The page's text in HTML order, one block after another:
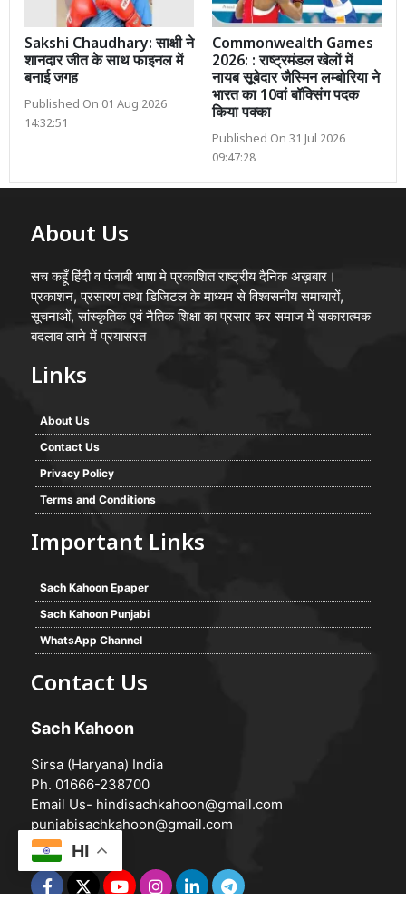
Sakshi Chaudhary: साक्षी ने
शानदार जीत के साथ फाइनल में
बनाई जगह
Published On 01 Aug 2026
14:32:51
Commonwealth Games
2026: : राष्ट्रमंडल खेलों में
नायब सूबेदार जैस्मिन लम्बोरिया ने
भारत का 10वां बॉक्सिंग पदक
किया पक्का
Published On 31 Jul 2026
09:47:28
About Us
सच कहूँ हिंदी व पंजाबी भाषा मे प्रकाशित राष्ट्रीय दैनिक अख़बार।
प्रकाशन, प्रसारण तथा डिजिटल के माध्यम से विश्वसनीय समाचारों,
सूचनाओं, सांस्कृतिक एवं नैतिक शिक्षा का प्रसार कर समाज में सकारात्मक
बदलाव लाने में प्रयासरत
Links
About Us
Contact Us
Privacy Policy
Terms and Conditions
Important Links
Sach Kahoon Epaper
Sach Kahoon Punjabi
WhatsApp Channel
Contact Us
Sach Kahoon
Sirsa (Haryana) India
Ph. 01666-238700
Email Us- hindisachkahoon@gmail.com
punjabisachkahoon@gmail.com
HI